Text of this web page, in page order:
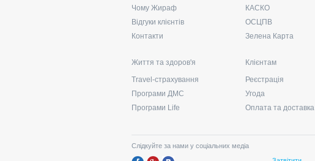
Чому Жираф
Відгуки клієнтів
Контакти
КАСКО
ОСЦПВ
Зелена Карта
Життя та здоров'я
Travel-страхування
Програми ДМС
Програми Life
Клієнтам
Реєстрація
Угода
Оплата та доставка
Слідкуйте за нами у соціальних медіа